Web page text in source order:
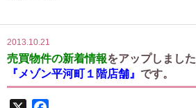
2013.10.21
売買物件の新着情報をアップしました
『メゾン平河町１階店舗』 です。